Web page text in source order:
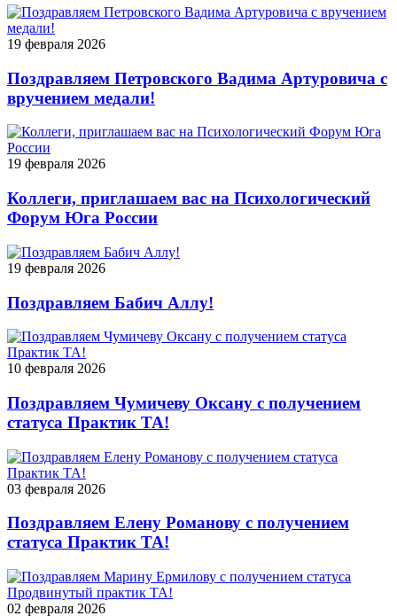
19 февраля 2026
Поздравляем Петровского Вадима Артуровича с
вручением медали!
19 февраля 2026
Коллеги, приглашаем вас на Психологический
Форум Юга России
19 февраля 2026
Поздравляем Бабич Аллу!
10 февраля 2026
Поздравляем Чумичеву Оксану с получением
статуса Практик ТА!
03 февраля 2026
Поздравляем Елену Романову с получением
статуса Практик ТА!
02 февраля 2026